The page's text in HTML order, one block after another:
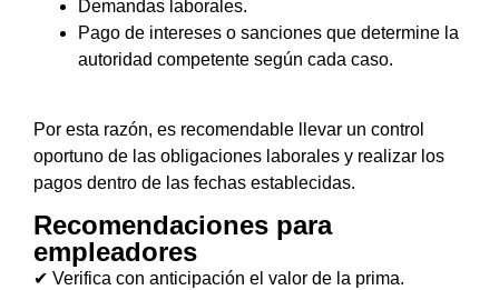
Demandas laborales.
Pago de intereses o sanciones que determine la
autoridad competente según cada caso.
Por esta razón, es recomendable llevar un control
oportuno de las obligaciones laborales y realizar los
pagos dentro de las fechas establecidas.
Recomendaciones para
empleadores
✔ Verifica con anticipación el valor de la prima.